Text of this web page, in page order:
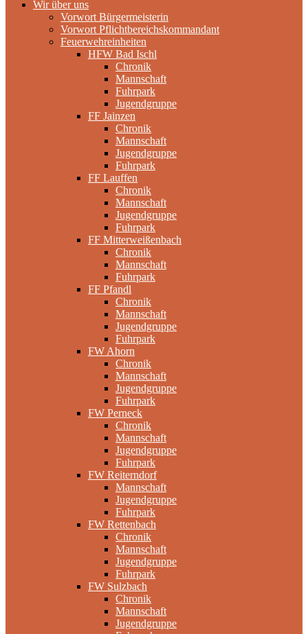
Wir über uns
Vorwort Bürgermeisterin
Vorwort Pflichtbereichskommandant
Feuerwehreinheiten
HFW Bad Ischl
Chronik
Mannschaft
Fuhrpark
Jugendgruppe
FF Jainzen
Chronik
Mannschaft
Jugendgruppe
Fuhrpark
FF Lauffen
Chronik
Mannschaft
Jugendgruppe
Fuhrpark
FF Mitterweißenbach
Chronik
Mannschaft
Fuhrpark
FF Pfandl
Chronik
Mannschaft
Jugendgruppe
Fuhrpark
FW Ahorn
Chronik
Mannschaft
Jugendgruppe
Fuhrpark
FW Perneck
Chronik
Mannschaft
Jugendgruppe
Fuhrpark
FW Reiterndorf
Mannschaft
Jugendgruppe
Fuhrpark
FW Rettenbach
Chronik
Mannschaft
Jugendgruppe
Fuhrpark
FW Sulzbach
Chronik
Mannschaft
Jugendgruppe